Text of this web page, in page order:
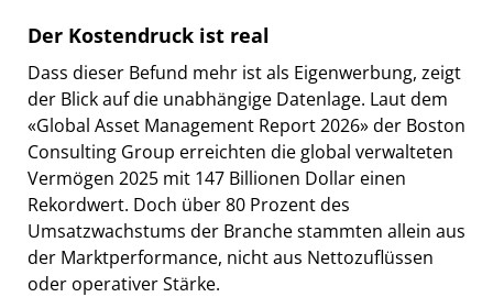
Der Kostendruck ist real
Dass dieser Befund mehr ist als Eigenwerbung, zeigt
der Blick auf die unabhängige Datenlage. Laut dem
«Global Asset Management Report 2026» der Boston
Consulting Group erreichten die global verwalteten
Vermögen 2025 mit 147 Billionen Dollar einen
Rekordwert. Doch über 80 Prozent des
Umsatzwachstums der Branche stammten allein aus
der Marktperformance, nicht aus Nettozuflüssen
oder operativer Stärke.